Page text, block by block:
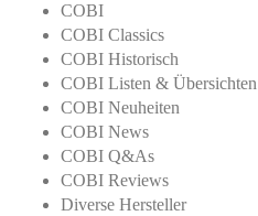
COBI
COBI Classics
COBI Historisch
COBI Listen & Übersichten
COBI Neuheiten
COBI News
COBI Q&As
COBI Reviews
Diverse Hersteller